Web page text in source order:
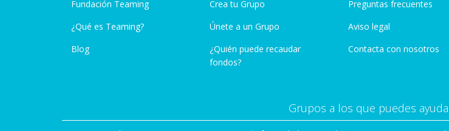
Fundación Teaming
¿Qué es Teaming?
Blog
Crea tu Grupo
Únete a un Grupo
¿Quién puede recaudar
fondos?
Preguntas frecuentes
Aviso legal
Contacta con nosotros
Grupos a los que puedes